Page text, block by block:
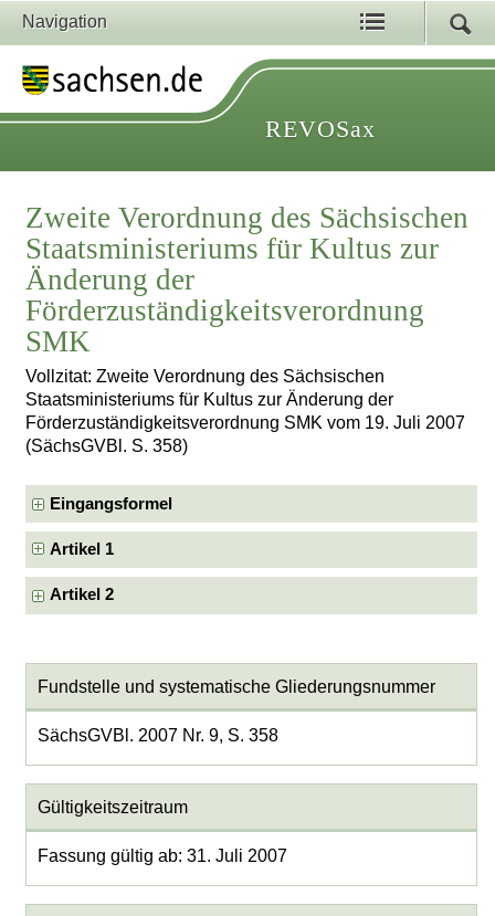
Navigation
REVOSax
Zweite Verordnung des Sächsischen
Staatsministeriums für Kultus zur
Änderung der
Förderzuständigkeitsverordnung
SMK
Vollzitat: Zweite Verordnung des Sächsischen
Staatsministeriums für Kultus zur Änderung der
Förderzuständigkeitsverordnung SMK vom 19. Juli 2007
(SächsGVBl. S. 358)
Eingangsformel
Artikel 1
Artikel 2
Fundstelle und systematische Gliederungsnummer
SächsGVBl. 2007 Nr. 9, S. 358
Gültigkeitszeitraum
Fassung gültig ab: 31. Juli 2007